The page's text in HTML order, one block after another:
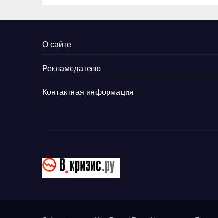
О сайте
Рекламодателю
Контактная информация